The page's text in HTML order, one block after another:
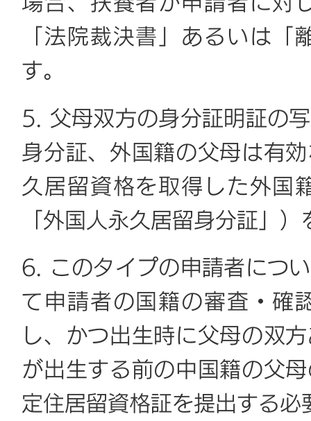
「法院裁決書」あるいは
す。
5. 父母双方の身分証明証の
身分証、外国籍の父母は有
久居留資格を取得した外国
「外国人永久居留身分証」
6. このタイプの申請者につ
て申請者の国籍の審査・確
し、かつ出生時に父母の双
が出生する前の中国籍の父
定住居留資格証を提出する必